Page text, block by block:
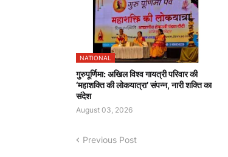
NATIONAL
गुरुपूर्णिमा: अखिल विश्व गायत्री परिवार की
‘महाशक्ति की लोकयात्रा’ संपन्न, नारी शक्ति का
संदेश
August 03, 2026
Previous Post